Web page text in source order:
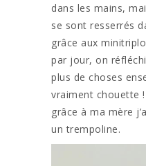
dans les mains,
se sont resserrés
grâce aux
par jour, on
plus de choses
vraiment chouette
grâce à ma mère
un trempoline.